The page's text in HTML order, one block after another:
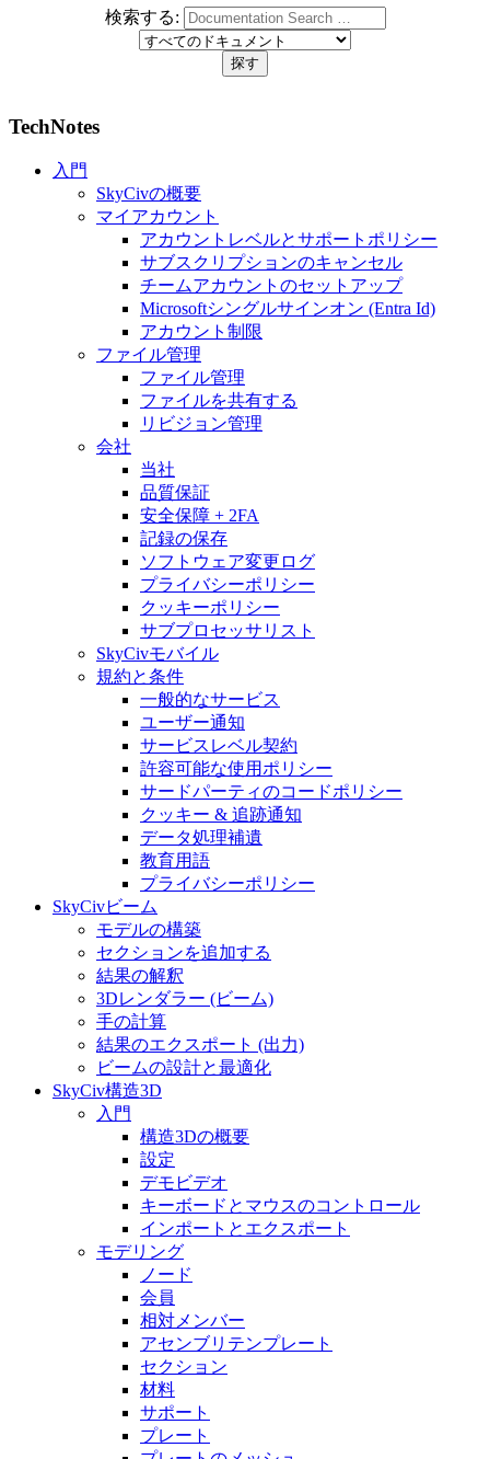
検索する:
TechNotes
入門
SkyCivの概要
マイアカウント
アカウントレベルとサポートポリシー
サブスクリプションのキャンセル
チームアカウントのセットアップ
Microsoftシングルサインオン (Entra Id)
アカウント制限
ファイル管理
ファイル管理
ファイルを共有する
リビジョン管理
会社
当社
品質保証
安全保障 + 2FA
記録の保存
ソフトウェア変更ログ
プライバシーポリシー
クッキーポリシー
サブプロセッサリスト
SkyCivモバイル
規約と条件
一般的なサービス
ユーザー通知
サービスレベル契約
許容可能な使用ポリシー
サードパーティのコードポリシー
クッキー & 追跡通知
データ処理補遺
教育用語
プライバシーポリシー
SkyCivビーム
モデルの構築
セクションを追加する
結果の解釈
3Dレンダラー (ビーム)
手の計算
結果のエクスポート (出力)
ビームの設計と最適化
SkyCiv構造3D
入門
構造3Dの概要
設定
デモビデオ
キーボードとマウスのコントロール
インポートとエクスポート
モデリング
ノード
会員
相対メンバー
アセンブリテンプレート
セクション
材料
サポート
プレート